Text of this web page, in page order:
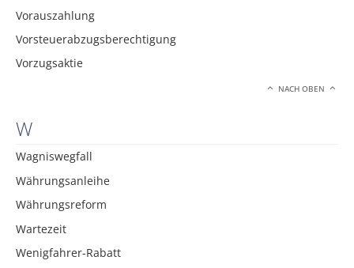
Vorauszahlung
Vorsteuerabzugsberechtigung
Vorzugsaktie
NACH OBEN
W
Wagniswegfall
Währungsanleihe
Währungsreform
Wartezeit
Wenigfahrer-Rabatt